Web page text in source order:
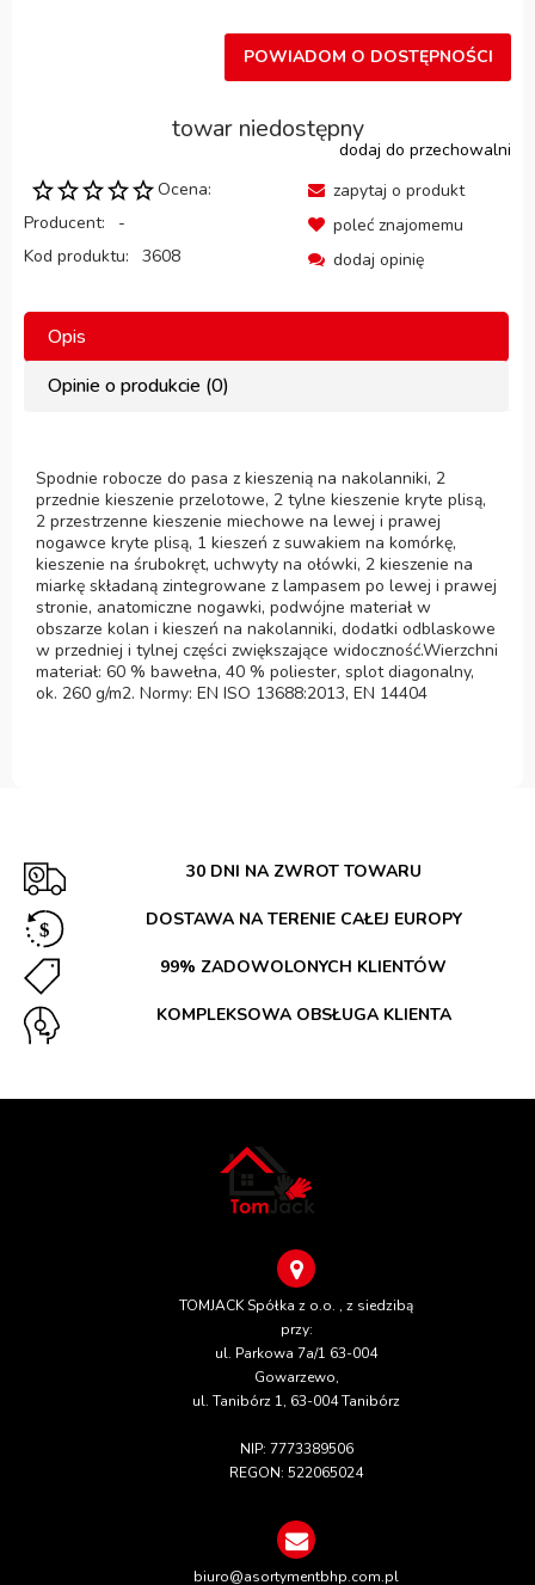
POWIADOM O DOSTĘPNOŚCI
towar niedostępny
dodaj do przechowalni
Ocena:
Producent:
-
Kod produktu:
3608
zapytaj o produkt
poleć znajomemu
dodaj opinię
Opis
Opinie o produkcie (0)
Spodnie robocze do pasa z kieszenią na nakolanniki, 2
przednie kieszenie przelotowe, 2 tylne kieszenie kryte plisą,
2 przestrzenne kieszenie miechowe na lewej i prawej
nogawce kryte plisą, 1 kieszeń z suwakiem na komórkę,
kieszenie na śrubokręt, uchwyty na ołówki, 2 kieszenie na
miarkę składaną zintegrowane z lampasem po lewej i prawej
stronie, anatomiczne nogawki, podwójne materiał w
obszarze kolan i kieszeń na nakolanniki, dodatki odblaskowe
w przedniej i tylnej części zwiększające widoczność.Wierzchni
materiał: 60 % bawełna, 40 % poliester, splot diagonalny,
ok. 260 g/m2. Normy: EN ISO 13688:2013, EN 14404
30 DNI NA ZWROT TOWARU
DOSTAWA NA TERENIE CAŁEJ EUROPY
99% ZADOWOLONYCH KLIENTÓW
KOMPLEKSOWA OBSŁUGA KLIENTA
TOMJACK Spółka z o.o. , z siedzibą
przy:
ul. Parkowa 7a/1 63-004
Gowarzewo,
ul. Tanibórz 1, 63-004 Tanibórz
NIP: 7773389506
REGON: 522065024
biuro@asortymentbhp.com.pl